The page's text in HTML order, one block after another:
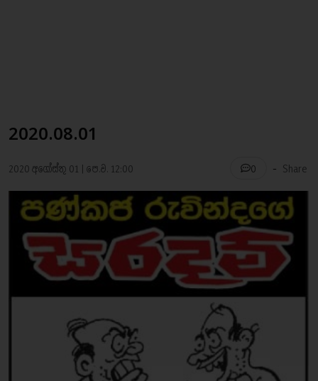
2020.08.01
2020 අගෝස්තු 01 | පෙ.ව. 12:00 0 - Share